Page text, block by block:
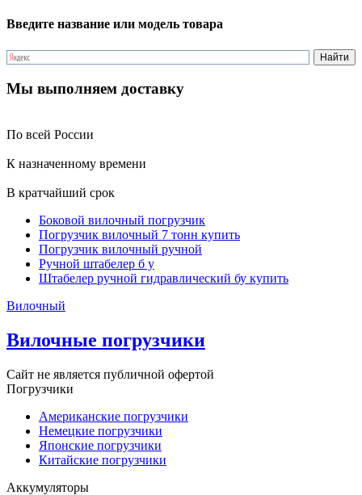
Введите название или модель товара
Мы выполняем доставку
По всей России
К назначенному времени
В кратчайший срок
Боковой вилочный погрузчик
Погрузчик вилочный 7 тонн купить
Погрузчик вилочный ручной
Ручной штабелер б у
Штабелер ручной гидравлический бу купить
Вилочный
Вилочные погрузчики
Сайт не является публичной офертой
Погрузчики
Американские погрузчики
Немецкие погрузчики
Японские погрузчики
Китайские погрузчики
Аккумуляторы